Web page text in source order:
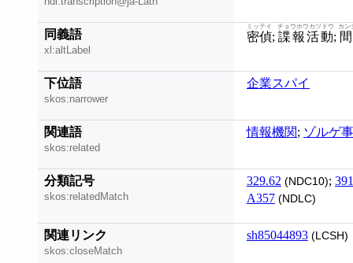
同義語
xl:altLabel
密偵
ミッテイ
; 諜報活動
チョウホウカツドウ
;
カン
下位語
skos:narrower
企業スパイ
関連語
skos:related
情報機関; ゾルゲ
分類記号
skos:relatedMatch
329.62 (NDC10);
A357 (NDLC)
関連リンク
skos:closeMatch
sh85044893 (LCSH)